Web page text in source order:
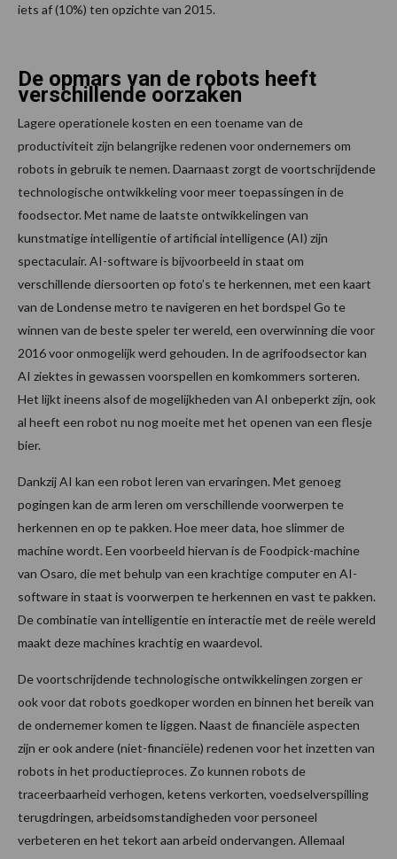
iets af (10%) ten opzichte van 2015.
De opmars van de robots heeft
verschillende oorzaken
Lagere operationele kosten en een toename van de
productiviteit zijn belangrijke redenen voor ondernemers om
robots in gebruik te nemen. Daarnaast zorgt de voortschrijdende
technologische ontwikkeling voor meer toepassingen in de
foodsector. Met name de laatste ontwikkelingen van
kunstmatige intelligentie of artificial intelligence (AI) zijn
spectaculair. AI-software is bijvoorbeeld in staat om
verschillende diersoorten op foto’s te herkennen, met een kaart
van de Londense metro te navigeren en het bordspel Go te
winnen van de beste speler ter wereld, een overwinning die voor
2016 voor onmogelijk werd gehouden. In de agrifoodsector kan
AI ziektes in gewassen voorspellen en komkommers sorteren.
Het lijkt ineens alsof de mogelijkheden van AI onbeperkt zijn, ook
al heeft een robot nu nog moeite met het openen van een flesje
bier.
Dankzij AI kan een robot leren van ervaringen. Met genoeg
pogingen kan de arm leren om verschillende voorwerpen te
herkennen en op te pakken. Hoe meer data, hoe slimmer de
machine wordt. Een voorbeeld hiervan is de Foodpick-machine
van Osaro, die met behulp van een krachtige computer en AI-
software in staat is voorwerpen te herkennen en vast te pakken.
De combinatie van intelligentie en interactie met de reële wereld
maakt deze machines krachtig en waardevol.
De voortschrijdende technologische ontwikkelingen zorgen er
ook voor dat robots goedkoper worden en binnen het bereik van
de ondernemer komen te liggen. Naast de financiële aspecten
zijn er ook andere (niet-financiële) redenen voor het inzetten van
robots in het productieproces. Zo kunnen robots de
traceerbaarheid verhogen, ketens verkorten, voedselverspilling
terugdringen, arbeidsomstandigheden voor personeel
verbeteren en het tekort aan arbeid ondervangen. Allemaal